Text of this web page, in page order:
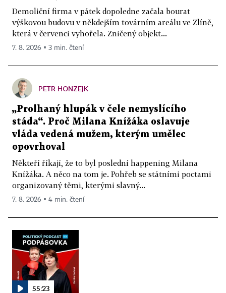
Demoliční firma v pátek dopoledne začala bourat
výškovou budovu v někdejším továrním areálu ve Zlíně,
která v červenci vyhořela. Zničený objekt...
7. 8. 2026 ▪ 3 min. čtení
PETR HONZEJK
„Prolhaný hlupák v čele nemyslícího
stáda“. Proč Milana Knížáka oslavuje
vláda vedená mužem, kterým umělec
opovrhoval
Někteří říkají, že to byl poslední happening Milana
Knížáka. A něco na tom je. Pohřeb se státními poctami
organizovaný těmi, kterými slavný...
7. 8. 2026 ▪ 4 min. čtení
55:23